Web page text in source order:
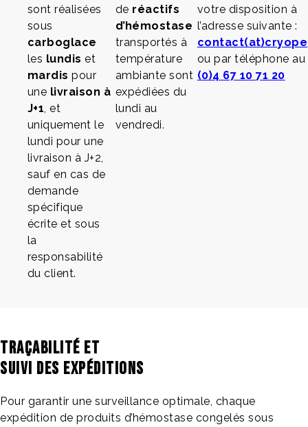
sont réalisées
sous
carboglace
les lundiset
mardispour
une livraison à
J+1, et
uniquement le
lundi pour une
livraison à J+2,
sauf en cas de
demande
spécifique
écrite et sous
la
responsabilité
du client.
de réactifs
d’hémostase
transportés à
température
ambiante sont
expédiées du
lundi au
vendredi.
votre disposition à
l’adresse suivante :
ou par téléphone au
(0)4 67 10 71 20
Traçabilité et
suivi des expéditions
Pour garantir une surveillance optimale, chaque
expédition de produits d’hémostase congelés sous